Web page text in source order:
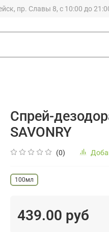
пр. Славы 8, с 10:00 до
Спрей-
SAVONRY
(0)
100мл
439.00 руб